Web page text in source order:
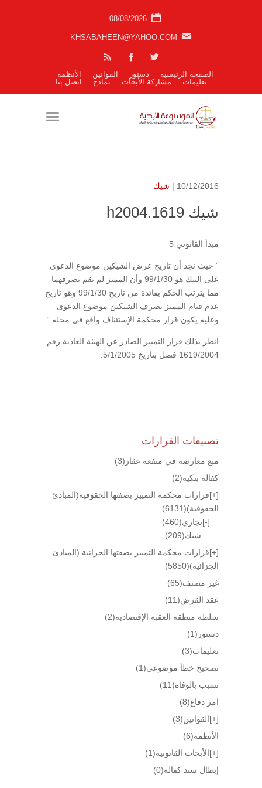
08/08/2026
KHSABAHEEN@YAHOO.COM
الصفحة الرئيسية دستور القوانين
الأنظمة
تعليمات
مشاركة الأبحاث نماذج اتصل بنا
10/12/2016 | شيك
شيك h2004.1619
مبدأ القانوني 5
” حيث نجد أن تاريخ عرض الشيكين موضوع الدعوى
على البنك هو 99/1/30 وأن المميز لم يقم بصرفهما
مما يترتب الحكم بفائدة من تاريخ 99/1/30 وهو تاريخ
عدم قيام المميز بصرف الشيكين موضوع الدعوى
وعليه يكون قرار محكمة الإستئناف واقع في محله “.
انظر بذلك قرار التمييز الصادر عن الهيئة العادية رقم
1619/2004 فصل بتاريخ 5/1/2005.
تصنيفات القرارات
منع معارضة في منفعة عقار (3)
كفالة بنكية(2)
[+]قرارات محكمة التمييز بصفتها الحقوقية(المبادئ
الحقوقية)(6131)
[-]تجاري(460)
شيك(209)
[+]قرارات محكمة التمييز بصفتها الجزائية (المبادئ
الجزائية)(5850)
غير مصنف(65)
عقد القرض(11)
سلطة منطقة العقبة الإقتصادية(2)
دستور (1)
تعليمات(3)
تصحيح خطأ موضوعي(1)
تسبب بالوفاة(11)
امر دفاع(8)
[+]القوانين(3)
الأنظمة(6)
[+]الأبحاث القانونية(1)
إبطال سند كفالة(0)